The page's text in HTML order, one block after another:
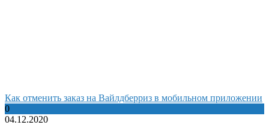
Как отменить заказ на Вайлдберриз в мобильном приложении
0
04.12.2020